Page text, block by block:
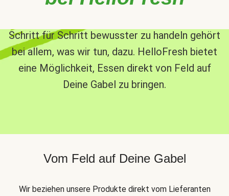
Schritt für Schritt bewusster zu handeln gehört
bei allem, was wir tun, dazu. HelloFresh bietet
eine Möglichkeit, Essen direkt von Feld auf
Deine Gabel zu bringen.
Vom Feld auf Deine Gabel
Wir beziehen unsere Produkte direkt vom Lieferanten